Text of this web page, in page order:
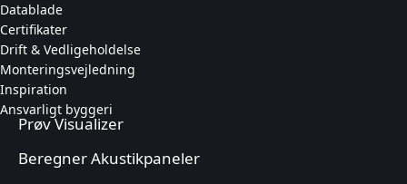
Datablade
Certifikater
Drift & Vedligeholdelse
Monteringsvejledning
Inspiration
Ansvarligt byggeri
Prøv Visualizer
Beregner Akustikpaneler